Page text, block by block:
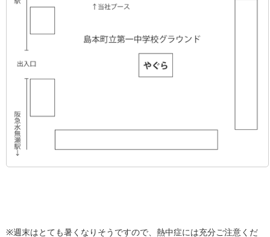
※週末はとても暑くなりそうですので、熱中症には充分ご注意くだ